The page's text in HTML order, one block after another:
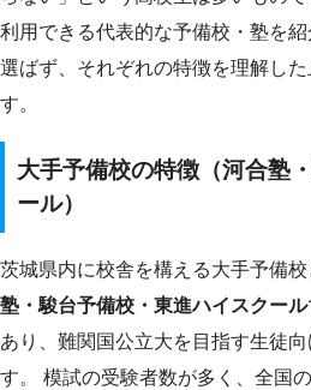
利用できる代表的な予備校・塾を
選ばず、それぞれの特徴を理解し
す。
大手予備校の特徴（河合塾
ール）
茨城県内に校舎を構える大手予備校
塾・駿台予備校・東進ハイスクール
あり、難関国公立大を目指す生徒
す。 模試の受験者数が多く、全国